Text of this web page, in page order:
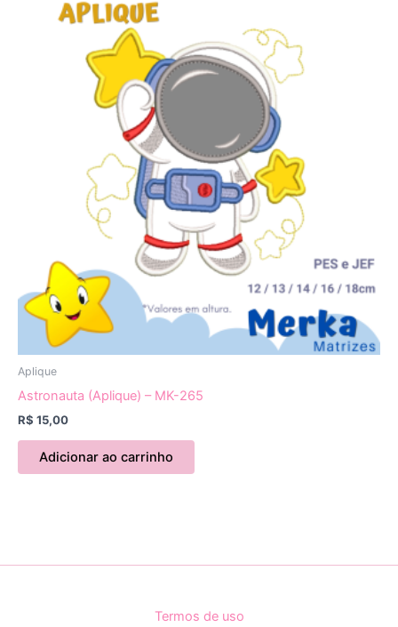
Aplique
Astronauta (Aplique) – MK-265
R$ 15,00
Adicionar ao carrinho
Termos de uso